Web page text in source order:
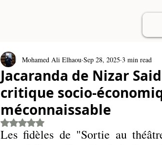
Jacaranda de Nizar
critique socio-
méconnaissable
Mohamed Ali Elhaou Sep 28, 2025 3 min read
Rated NaN out of 5 stars.
Les fidèles de "Sortie au